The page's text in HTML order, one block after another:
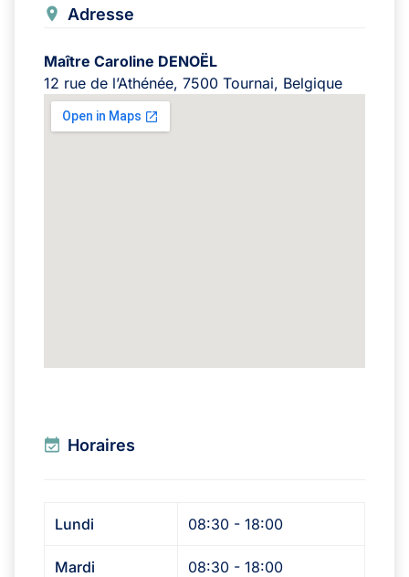
Adresse
Maître Caroline DENOËL
12 rue de l’Athénée, 7500 Tournai, Belgique
Horaires
Lundi 08:30 - 18:00
Mardi 08:30 - 18:00